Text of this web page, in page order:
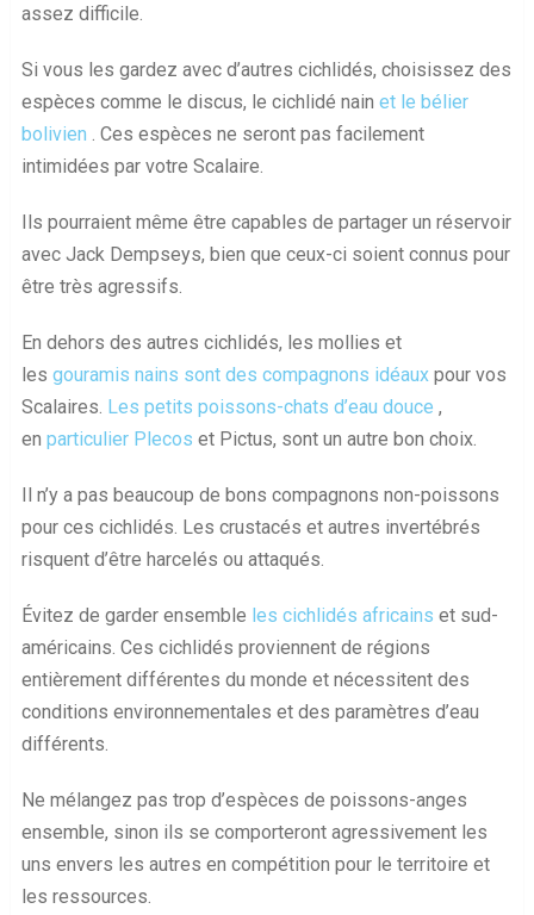
assez difficile.
Si vous les gardez avec d’autres cichlidés, choisissez des
espèces comme le discus, le cichlidé nain et le bélier
bolivien . Ces espèces ne seront pas facilement
intimidées par votre Scalaire.
Ils pourraient même être capables de partager un réservoir
avec Jack Dempseys, bien que ceux-ci soient connus pour
être très agressifs.
En dehors des autres cichlidés, les mollies et
les gouramis nains sont des compagnons idéauxpour vos
Scalaires. Les petits poissons-chats d’eau douce ,
en particulier Plecos et Pictus, sont un autre bon choix.
Il n’y a pas beaucoup de bons compagnons non-poissons
pour ces cichlidés. Les crustacés et autres invertébrés
risquent d’être harcelés ou attaqués.
Évitez de garder ensemble les cichlidés africains et sud-
américains. Ces cichlidés proviennent de régions
entièrement différentes du monde et nécessitent des
conditions environnementales et des paramètres d’eau
différents.
Ne mélangez pas trop d’espèces de poissons-anges
ensemble, sinon ils se comporteront agressivement les
uns envers les autres en compétition pour le territoire et
les ressources.